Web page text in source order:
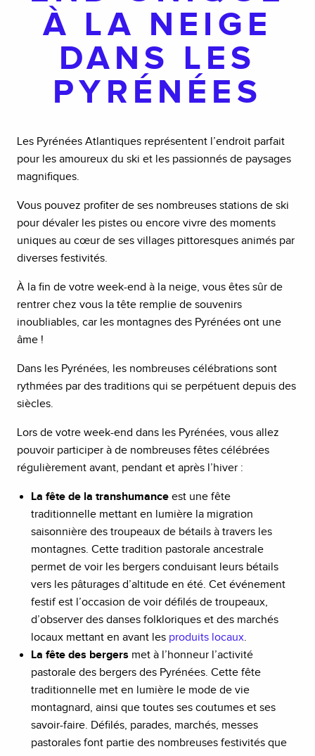
À LA NEIGE
DANS LES
PYRÉNÉES
Les Pyrénées Atlantiques représentent l’endroit parfait
pour les amoureux du ski et les passionnés de paysages
magnifiques.
Vous pouvez profiter de ses nombreuses stations de ski
pour dévaler les pistes ou encore vivre des moments
uniques au cœur de ses villages pittoresques animés par
diverses festivités.
À la fin de votre week-end à la neige, vous êtes sûr de
rentrer chez vous la tête remplie de souvenirs
inoubliables, car les montagnes des Pyrénées ont une
âme !
Dans les Pyrénées, les nombreuses célébrations sont
rythmées par des traditions qui se perpétuent depuis des
siècles.
Lors de votre week-end dans les Pyrénées, vous allez
pouvoir participer à de nombreuses fêtes célébrées
régulièrement avant, pendant et après l’hiver :
La fête de la transhumance est une fête
traditionnelle mettant en lumière la migration
saisonnière des troupeaux de bétails à travers les
montagnes. Cette tradition pastorale ancestrale
permet de voir les bergers conduisant leurs bétails
vers les pâturages d’altitude en été. Cet événement
festif est l’occasion de voir défilés de troupeaux,
d’observer des danses folkloriques et des marchés
locaux mettant en avant les produits locaux.
La fête des bergers met à l’honneur l’activité
pastorale des bergers des Pyrénées. Cette fête
traditionnelle met en lumière le mode de vie
montagnard, ainsi que toutes ses coutumes et ses
savoir-faire. Défilés, parades, marchés, messes
pastorales font partie des nombreuses festivités que